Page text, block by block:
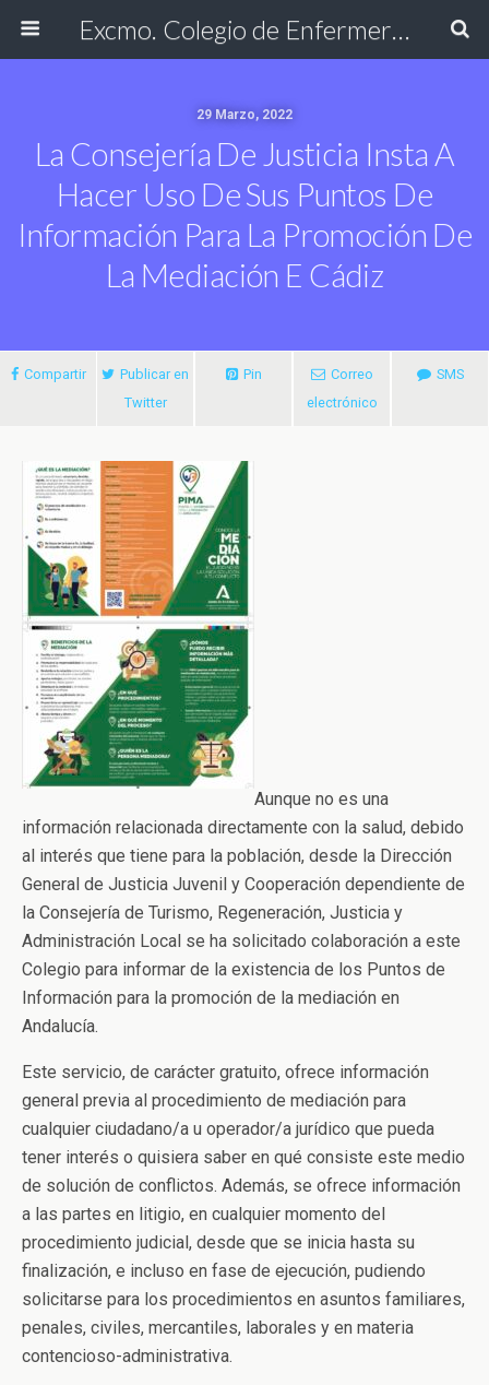
Excmo. Colegio de Enfermería de Cádiz
29 Marzo, 2022
La Consejería De Justicia Insta A
Hacer Uso De Sus Puntos De
Información Para La Promoción De
La Mediación E Cádiz
Compartir
Publicar en
Twitter
Pin
Correo
electrónico
SMS
Aunque no es una
información relacionada directamente con la salud, debido
al interés que tiene para la población, desde la Dirección
General de Justicia Juvenil y Cooperación dependiente de
la Consejería de Turismo, Regeneración, Justicia y
Administración Local se ha solicitado colaboración a este
Colegio para informar de la existencia de los Puntos de
Información para la promoción de la mediación en
Andalucía.
Este servicio, de carácter gratuito, ofrece información
general previa al procedimiento de mediación para
cualquier ciudadano/a u operador/a jurídico que pueda
tener interés o quisiera saber en qué consiste este medio
de solución de conflictos. Además, se ofrece información
a las partes en litigio, en cualquier momento del
procedimiento judicial, desde que se inicia hasta su
finalización, e incluso en fase de ejecución, pudiendo
solicitarse para los procedimientos en asuntos familiares,
penales, civiles, mercantiles, laborales y en materia
contencioso-administrativa.